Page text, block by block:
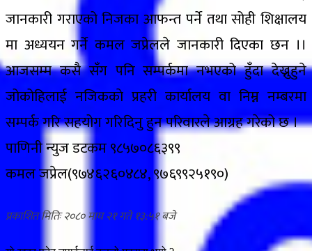
जानकारी गराएको निजका आफन्त पर्ने तथा सोही शिक्षालय
मा अध्ययन गर्ने कमल जप्रेलले जानकारी दिएका छन ।।
आजसम्म कसै सँग पनि सम्पर्कमा नभएको हुँदा देख्नुहुने
जोकोहिलाई नजिककाे प्रहरी कार्यालय वा निम्न नम्बरमा
सम्पर्क गरि सहयोग गरिदिनु हुन परिवारले आग्रह गरेको छ ।
पाणिनी न्युज डटकम ९८५७०८६३९९
कमल जप्रेल(९७४६२६०४८४, ९७६९९२५१९०)
२०८० माघ २१ गते १३:५१